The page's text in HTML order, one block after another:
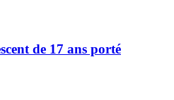
de 17 ans porté